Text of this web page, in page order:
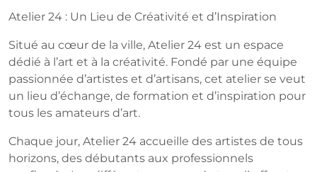
2026
Atelier 24 : Un Lieu de Créativité et d’Inspiration
Situé au cœur de la ville, Atelier 24 est un espace
dédié à l’art et à la créativité. Fondé par une équipe
passionnée d’artistes et d’artisans, cet atelier se veut
un lieu d’échange, de formation et d’inspiration pour
tous les amateurs d’art.
Chaque jour, Atelier 24 accueille des artistes de tous
horizons, des débutants aux professionnels